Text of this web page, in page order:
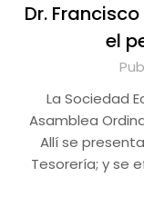
Dr.
el
La Sociedad
Asamblea
Allí se
Tesorería; y se